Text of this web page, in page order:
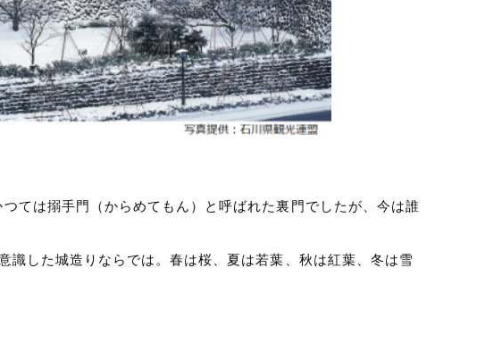
ては搦手門（からめてもん）と呼ばれた裏門でしたが、今は誰
した城造りならでは。春は桜、夏は若葉、秋は紅葉、冬は雪